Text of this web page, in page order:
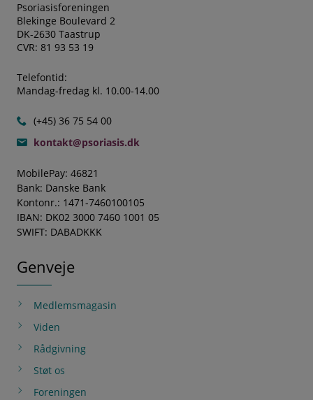
Psoriasisforeningen
Blekinge Boulevard 2
DK-2630 Taastrup
CVR: 81 93 53 19
Telefontid:
Mandag-fredag kl. 10.00-14.00
(+45) 36 75 54 00
kontakt@psoriasis.dk
MobilePay: 46821
Bank: Danske Bank
Kontonr.: 1471-7460100105
IBAN: DK02 3000 7460 1001 05
SWIFT: DABADKKK
Genveje
Medlemsmagasin
Viden
Rådgivning
Støt os
Foreningen